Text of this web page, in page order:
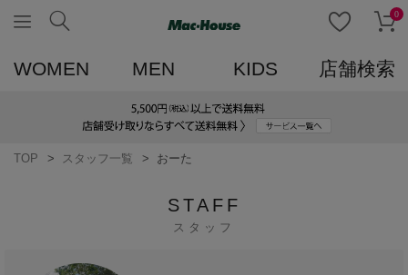
0
WOMEN MEN KIDS 店舗検索
TOP スタッフ一覧 おーた
STAFF
スタッフ